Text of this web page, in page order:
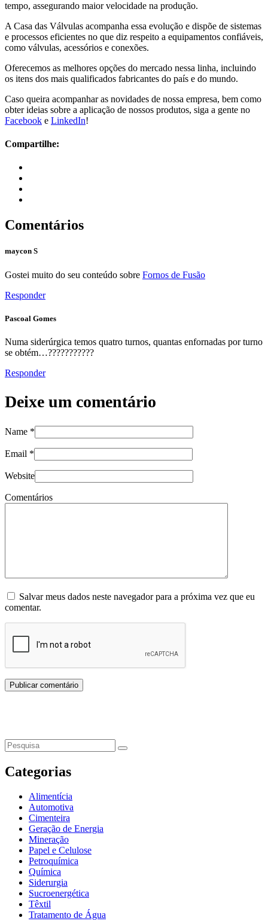
tempo, assegurando maior velocidade na produção.
A Casa das Válvulas acompanha essa evolução e dispõe de sistemas
e processos eficientes no que diz respeito a equipamentos confiáveis,
como válvulas, acessórios e conexões.
Oferecemos as melhores opções do mercado nessa linha, incluindo
os itens dos mais qualificados fabricantes do país e do mundo.
Caso queira acompanhar as novidades de nossa empresa, bem como
obter ideias sobre a aplicação de nossos produtos, siga a gente no
Facebook e LinkedIn!
Compartilhe:
Comentários
maycon S
Gostei muito do seu conteúdo sobre Fornos de Fusão
Responder
Pascoal Gomes
Numa siderúrgica temos quatro turnos, quantas enfornadas por turno
se obtém…???????????
Responder
Deixe um comentário
Name *
Email *
Website
Comentários
Salvar meus dados neste navegador para a próxima vez que eu
comentar.
Categorias
Alimentícia
Automotiva
Cimenteira
Geração de Energia
Mineração
Papel e Celulose
Petroquímica
Química
Siderurgia
Sucroenergética
Têxtil
Tratamento de Água